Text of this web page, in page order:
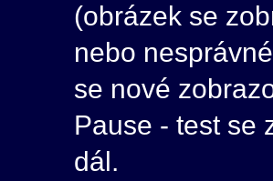
(obrázek se
nebo
se nové
Pause - test se
dál.